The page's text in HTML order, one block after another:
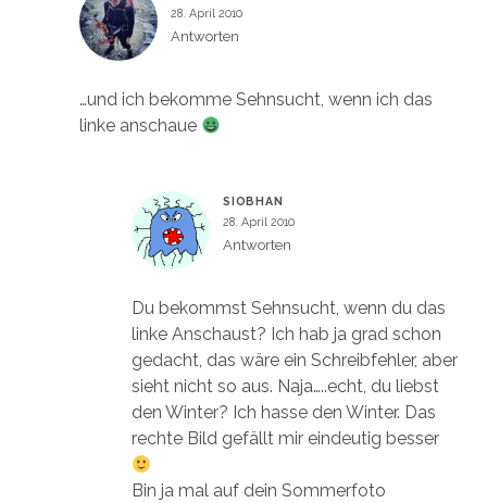
28. April 2010
Antworten
…und ich bekomme Sehnsucht, wenn ich das
linke anschaue
SIOBHAN
28. April 2010
Antworten
Du bekommst Sehnsucht, wenn du das
linke Anschaust? Ich hab ja grad schon
gedacht, das wäre ein Schreibfehler, aber
sieht nicht so aus. Naja…..echt, du liebst
den Winter? Ich hasse den Winter. Das
rechte Bild gefällt mir eindeutig besser
Bin ja mal auf dein Sommerfoto